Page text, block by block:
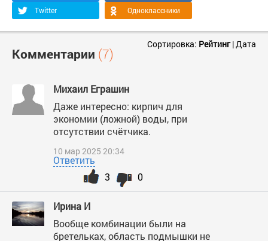
Twitter
Одноклассники
Комментарии (7)
Сортировка: Рейтинг|Дата
Михаил Еграшин
Даже интересно: кирпич для
экономии (ложной) воды, при
отсутствии счётчика.
10 мар 2025 20:34
Ответить
0
3
Ирина И
Вообще комбинации были на
бретельках, область подмышки не